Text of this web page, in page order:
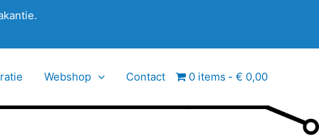
Webshop Contact 0 items € 0,00